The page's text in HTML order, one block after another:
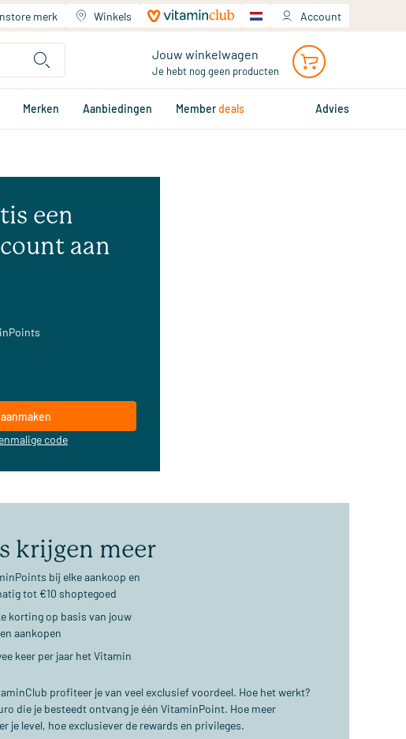
merk Winkels Account
Jouw winkelwagen
Je hebt nog geen producten
Merken Aanbiedingen Memberdeals Advies
een
aan
code
krijgen meer
bij elke aankoop en
tot €10 shoptegoed
korting op basis van jouw
aankopen
keer per jaar het Vitamin
profiteer je van veel exclusief voordeel. Hoe het werkt?
die je besteedt ontvang je één VitaminPoint. Hoe meer
je level, hoe exclusiever de rewards en privileges.